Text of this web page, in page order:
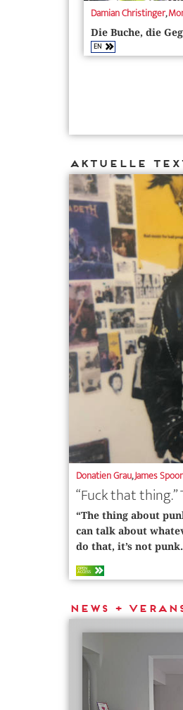
Damian Christinger,
Die Buche, die
EN
Aktuelle
Donatien Grau,James
“Fuck that thing.”
“The thing about
can talk about
do that, it’s not
OPEN
ACCESS
News +